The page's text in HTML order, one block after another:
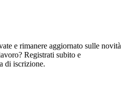
e rimanere aggiornato sulle novità
Registrati subito e
di iscrizione.